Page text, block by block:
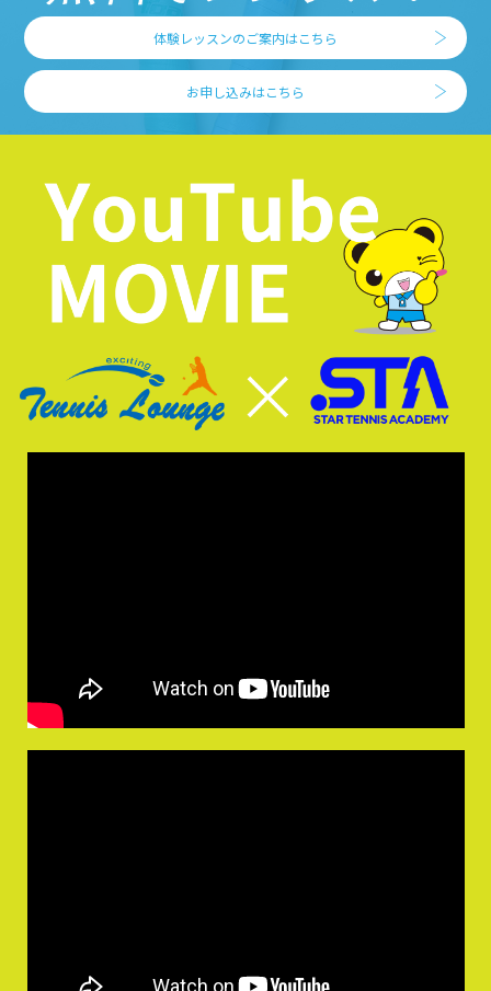
体験レッスンのご案内はこちら
お申し込みはこちら